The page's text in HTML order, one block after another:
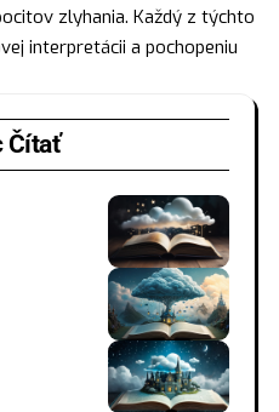
zlyhania. Každý z týchto
interpretácii a pochopeniu
Čítať